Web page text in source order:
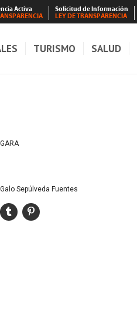
Activa
Solicitud de Información
LEY DE TRANSPARENCIA
TURISMO SALUD
Sepúlveda Fuentes